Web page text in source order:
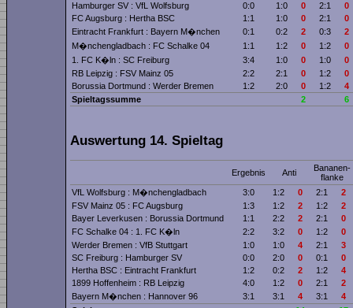
Hamburger SV : VfL Wolfsburg
0:0 1:0 0 2:1
0
FC Augsburg : Hertha BSC
1:1 1:0 0 2:1
0
Eintracht Frankfurt : Bayern M�nchen
0:1 0:2 2 0:3
2
M�nchengladbach : FC Schalke 04
1:1 1:2 0 1:2
0
1. FC K�ln : SC Freiburg
3:4 1:0 0 1:0
0
RB Leipzig : FSV Mainz 05
2:2 2:1 0 1:2
0
Borussia Dortmund : Werder Bremen
1:2 2:0 0 1:2
4
Spieltagssumme
2 6
Auswertung 14. Spieltag
Ergebnis Anti
Bananen­
flanke
VfL Wolfsburg : M�nchengladbach
3:0 1:2 0 2:1
2
FSV Mainz 05 : FC Augsburg
1:3 1:2 2 1:2
2
Bayer Leverkusen : Borussia Dortmund
1:1 2:2 2 2:1
0
FC Schalke 04 : 1. FC K�ln
2:2 3:2 0 1:2
0
Werder Bremen : VfB Stuttgart
1:0 1:0 4 2:1
3
SC Freiburg : Hamburger SV
0:0 2:0 0 0:1
0
Hertha BSC : Eintracht Frankfurt
1:2 0:2 2 1:2
4
1899 Hoffenheim : RB Leipzig
4:0 1:2 0 2:1
2
Bayern M�nchen : Hannover 96
3:1 3:1 4 3:1
4